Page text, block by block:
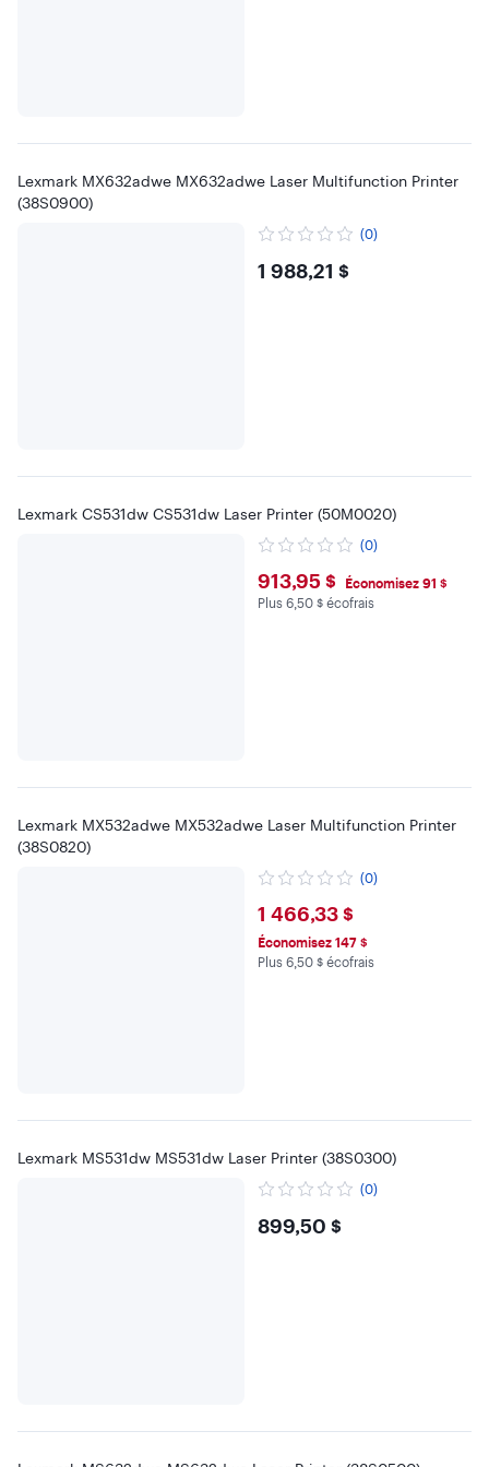
Lexmark MX632adwe MX632adwe Laser Multifunction Printer
(38S0900)
(0)
$1988.21
1 988,21 $
Lexmark CS531dw CS531dw Laser Printer (50M0020)
(0)
$913.95
913,95 $ Économisez 91 $
Plus 6.5 $ en écofrais
Plus 6,50 $ écofrais
Lexmark MX532adwe MX532adwe Laser Multifunction Printer
(38S0820)
(0)
$1466.33
1 466,33 $
Économisez 147 $
Plus 6.5 $ en écofrais
Plus 6,50 $ écofrais
Lexmark MS531dw MS531dw Laser Printer (38S0300)
(0)
$899.5
899,50 $